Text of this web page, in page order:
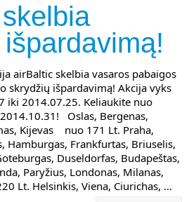
airBaltic skelbia vasaros pabaigos
skrydžių išpardavimą! Akcija vyks
iki 2014.07.25. Keliaukite nuo
Oslas, Bergenas,
Kijevas nuo 171 Lt. Praha,
Hamburgas, Frankfurtas, Briuselis,
Duseldorfas, Budapeštas,
Paryžius, Londonas, Milanas,
Lt. Helsinkis, Viena, Ciurichas, ...